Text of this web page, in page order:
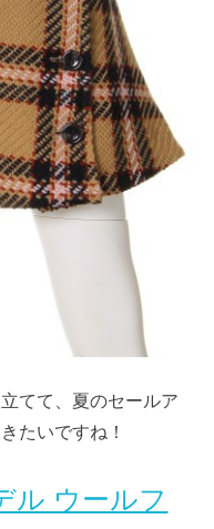
てて、夏のセールア
たいですね！
ル ウールフ